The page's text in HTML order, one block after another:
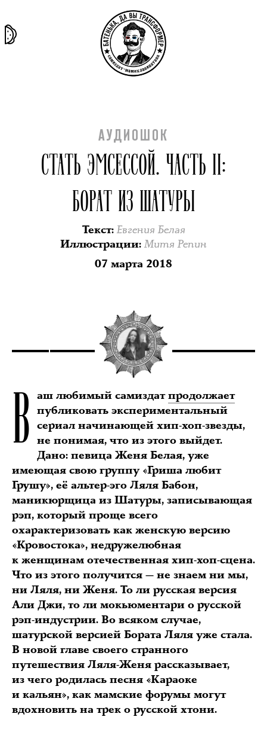
АУДИОШОК
СТАТЬ ЭМСЕССОЙ. ЧАСТЬ II:
БОРАТ ИЗ ШАТУРЫ
Текст: Евгения Белая
Иллюстрации: Митя Репин
07 марта 2018
В аш любимый самиздатпродолжает
публиковать экспериментальный
сериал начинающей хип-хоп-звезды,
не понимая, что из этого выйдет.
Дано: певица Женя Белая, уже
имеющая свою группу «Гриша любит
Грушу», её альтер-эго Ляля Бабон,
маникюрщица из Шатуры, записывающая
рэп, который проще всего
охарактеризовать как женскую версию
«Кровостока», недружелюбная
к женщинам отечественная хип-хоп-сцена.
Что из этого получится — не знаем ни мы,
ни Ляля, ни Женя. То ли русская версия
Али Джи, то ли мокьюментари о русской
рэп-индустрии. Во всяком случае,
шатурской версией Бората Ляля уже стала.
В новой главе своего странного
путешествия Ляля-Женя рассказывает,
из чего родилась песня «Караоке
и кальян», как мамские форумы могут
вдохновить на трек о русской хтони.